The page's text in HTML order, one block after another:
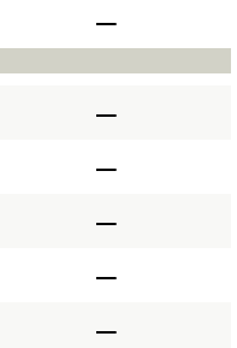
–
–
–
–
–
–